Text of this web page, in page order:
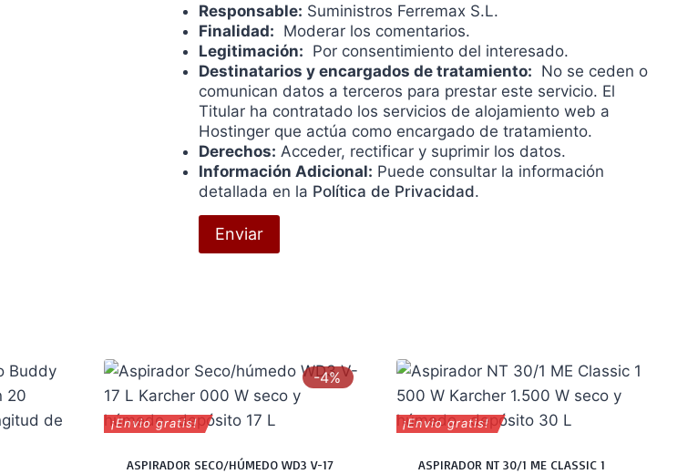
Responsable: Suministros Ferremax S.L.
Finalidad: Moderar los comentarios.
Legitimación: Por consentimiento del interesado.
Destinatarios y encargados de tratamiento: No se ceden o
comunican datos a terceros para prestar este servicio. El
Titular ha contratado los servicios de alojamiento web a
Hostinger que actúa como encargado de tratamiento.
Derechos: Acceder, rectificar y suprimir los datos.
Información Adicional: Puede consultar la información
detallada en la Política de Privacidad.
-4%
¡Envio gratis!
ASPIRADOR SECO/HÚMEDO WD3 V-17
¡Envio gratis!
ASPIRADOR NT 30/1 ME CLASSIC 1